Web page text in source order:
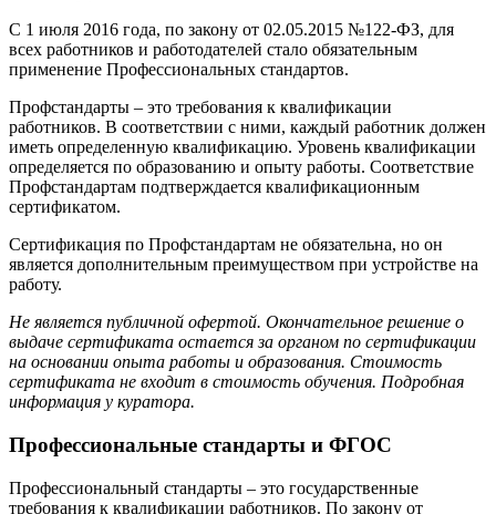
С 1 июля 2016 года, по закону от 02.05.2015 №122-ФЗ, для
всех работников и работодателей стало обязательным
применение Профессиональных стандартов.
Профстандарты – это требования к квалификации
работников. В соответствии с ними, каждый работник должен
иметь определенную квалификацию. Уровень квалификации
определяется по образованию и опыту работы. Соответствие
Профстандартам подтверждается квалификационным
сертификатом.
Сертификация по Профстандартам не обязательна, но он
является дополнительным преимуществом при устройстве на
работу.
Не является публичной офертой. Окончательное решение о
выдаче сертификата остается за органом по сертификации
на основании опыта работы и образования. Стоимость
сертификата не входит в стоимость обучения. Подробная
информация у куратора.
Профессиональные стандарты и ФГОС
Профессиональный стандарты – это государственные
требования к квалификации работников. По закону от